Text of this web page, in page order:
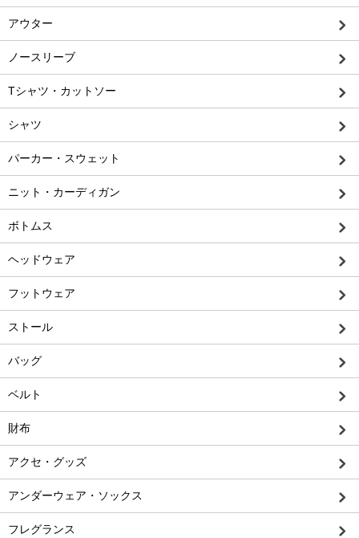
アウター
ノースリーブ
Tシャツ・カットソー
シャツ
パーカー・スウェット
ニット・カーディガン
ボトムス
ヘッドウェア
フットウェア
ストール
バッグ
ベルト
財布
アクセ・グッズ
アンダーウェア・ソックス
フレグランス